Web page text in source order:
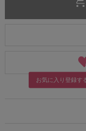
お気に入り登録す